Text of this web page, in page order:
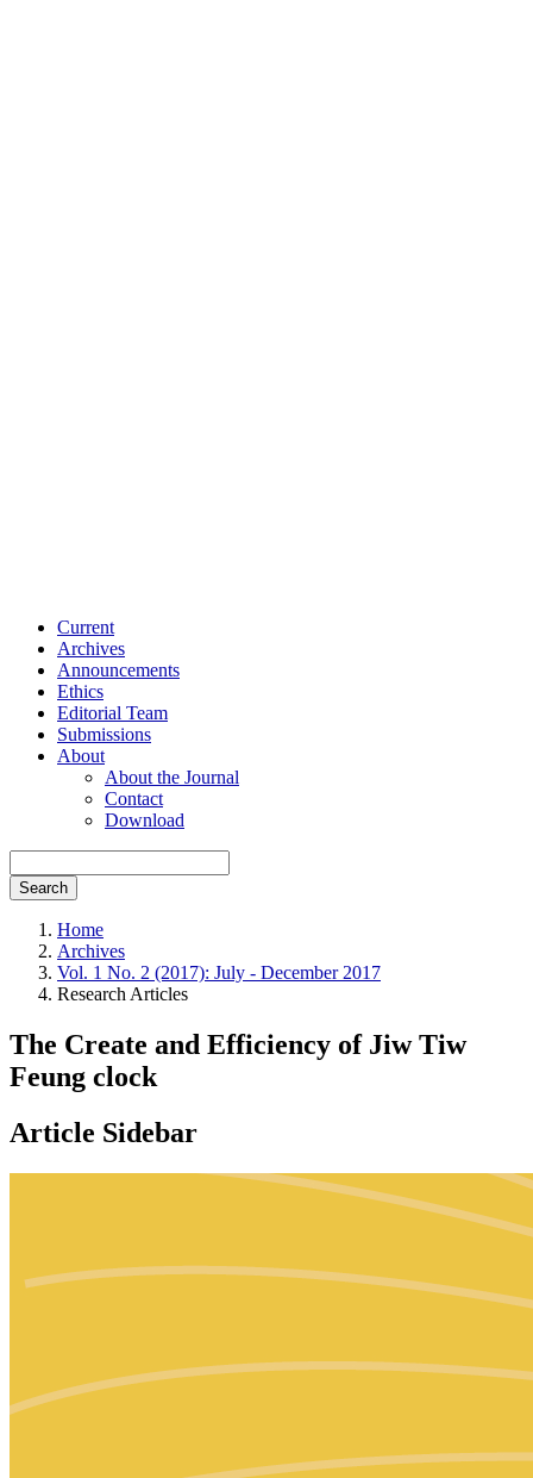
Current
Archives
Announcements
Ethics
Editorial Team
Submissions
About
About the Journal
Contact
Download
Search
Home
Archives
Vol. 1 No. 2 (2017): July - December 2017
Research Articles
The Create and Efficiency of Jiw Tiw
Feung clock
Article Sidebar